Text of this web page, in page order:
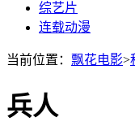
综艺片
连载动漫
当前位置： 飘花电影>
兵人